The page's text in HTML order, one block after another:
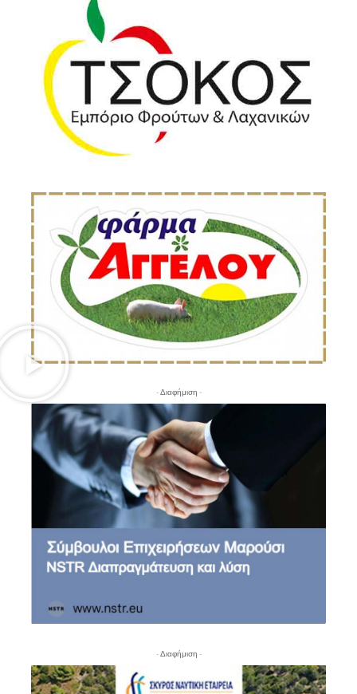
- Διαφήμιση -
- Διαφήμιση -